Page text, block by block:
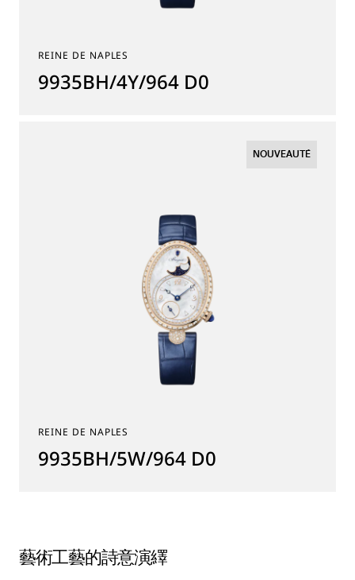
REINE DE NAPLES
9935BH/4Y/964 D0
REINE DE NAPLES
9935BH/5W/964 D0
NOUVEAUTÉ
藝術工藝的詩意演繹